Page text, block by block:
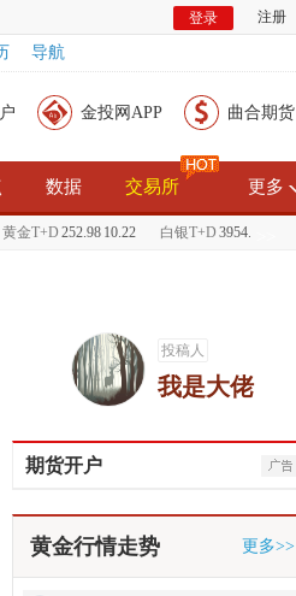
注册
登录
导航
金投网APP 曲合期货
更多
数据 交易所
金T+D252.98 10.22 白银T+D3954.00
投稿人
我是大佬
期货开户
更多>>
黄金行情走势